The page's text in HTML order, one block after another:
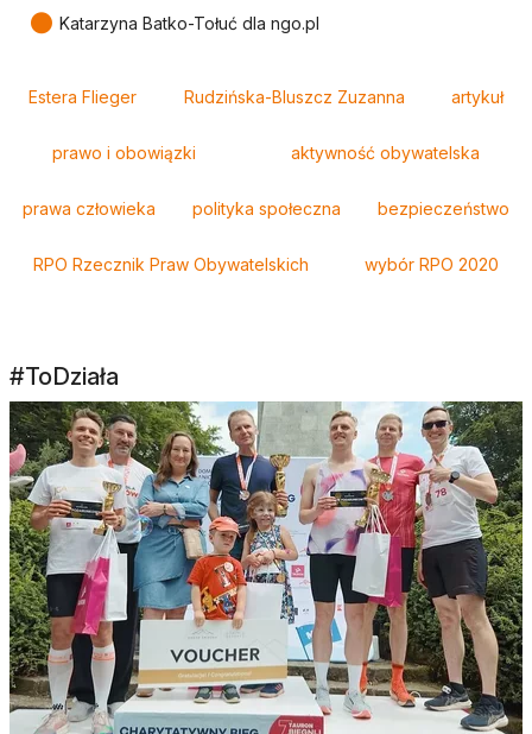
● Katarzyna Batko-Tołuć dla ngo.pl
Estera Flieger Rudzińska-Bluszcz Zuzanna artykuł
prawo i obowiązki aktywność obywatelska
prawa człowieka polityka społeczna bezpieczeństwo
RPO Rzecznik Praw Obywatelskich wybór RPO 2020
#ToDziała